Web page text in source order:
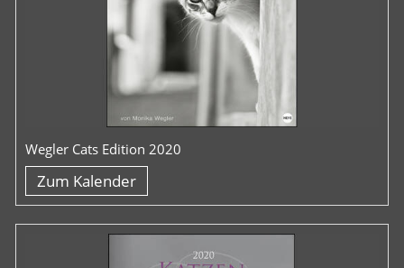
Wegler Cats Edition 2020
Zum Kalender